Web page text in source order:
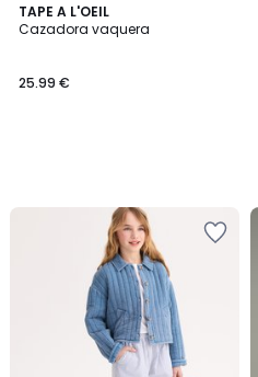
TAPE A L'OEIL
Cazadora vaquera
25.99 €